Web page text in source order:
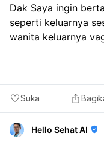
Dak Saya ingin
seperti keluarnya
wanita keluarnya
Suka
Hello Sehat AI